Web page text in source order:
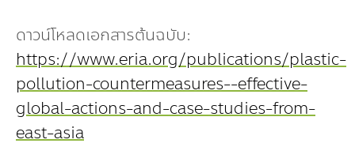
ดาวน์โหลดเอกสารต้นฉบับ:
https://www.eria.org/publications/plastic-
pollution-countermeasures--effective-
global-actions-and-case-studies-from-
east-asia